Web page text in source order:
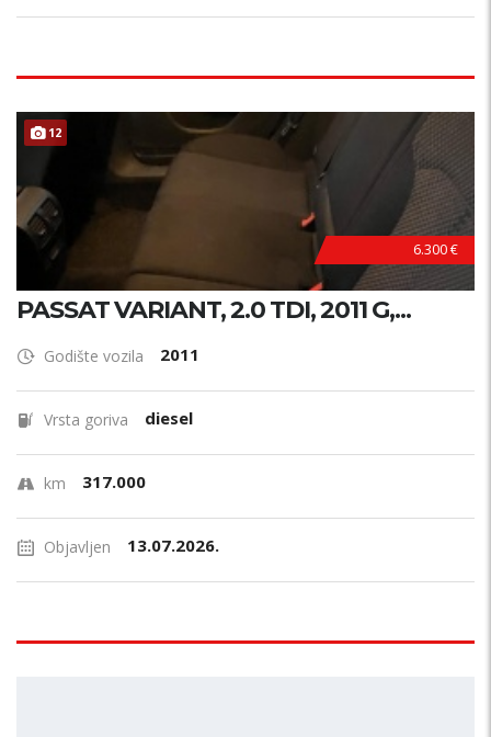
12
6.300 €
PASSAT VARIANT, 2.0 TDI, 2011 G,...
Godište vozila 2011
Vrsta goriva diesel
km 317.000
Objavljen 13.07.2026.